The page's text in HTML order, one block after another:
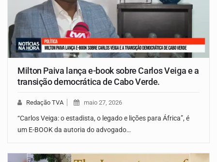
Milton Paiva lança e-book sobre Carlos Veiga e a
transição democrática de Cabo Verde.
Redação TVA maio 27, 2026
“Carlos Veiga: o estadista, o legado e lições para África”, é
um E-BOOK da autoria do advogado…